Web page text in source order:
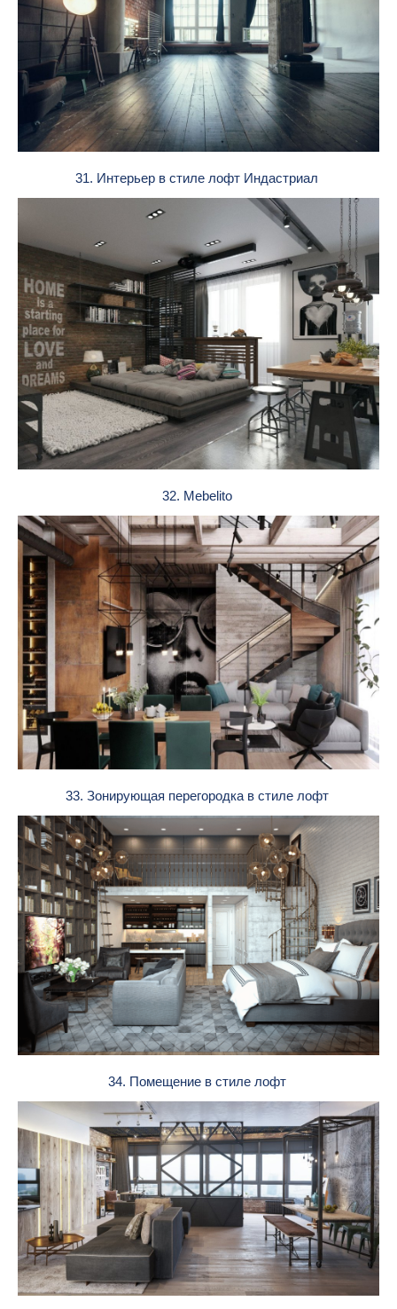
31. Интерьер в стиле лофт Индастриал
32. Mebelito
33. Зонирующая перегородка в стиле лофт
34. Помещение в стиле лофт